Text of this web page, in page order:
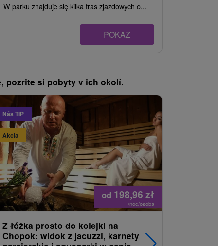
W parku znajduje się kilka tras zjazdowych o...
POKAZ
pozrite si pobyty v ich okolí.
Náš TIP
Akcia
od 198,96 zł
/noc/osoba
Z łóżka prosto do kolejki na
Chopok: widok z jacuzzi, karnety